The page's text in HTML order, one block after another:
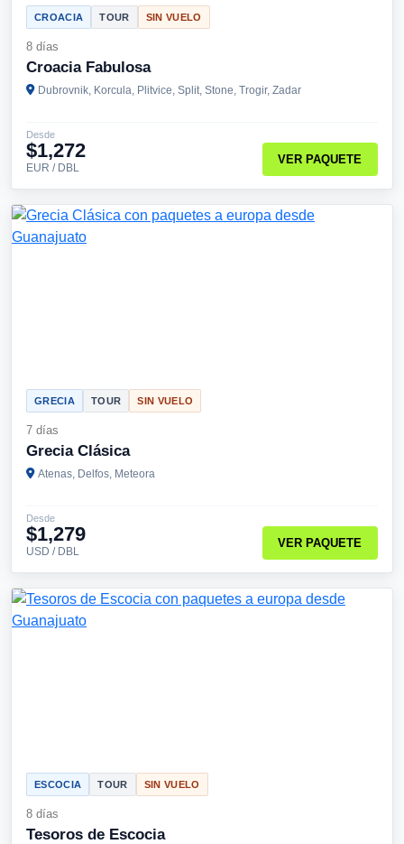
CROACIA TOUR SIN VUELO
8 días
Croacia Fabulosa
Dubrovnik, Korcula, Plitvice, Split, Stone, Trogir, Zadar
Desde
$1,272
EUR / DBL
VER PAQUETE
GRECIA TOUR SIN VUELO
7 días
Grecia Clásica
Atenas, Delfos, Meteora
Desde
$1,279
USD / DBL
VER PAQUETE
ESCOCIA TOUR SIN VUELO
8 días
Tesoros de Escocia